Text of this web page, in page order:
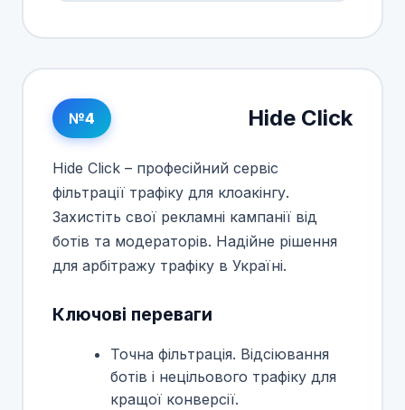
№4 Hide Click
Hide Click – професійний сервіс
фільтрації трафіку для клоакінгу.
Захистіть свої рекламні кампанії від
ботів та модераторів. Надійне рішення
для арбітражу трафіку в Україні.
Ключові переваги
Точна фільтрація. Відсіювання
ботів і нецільового трафіку для
кращої конверсії.